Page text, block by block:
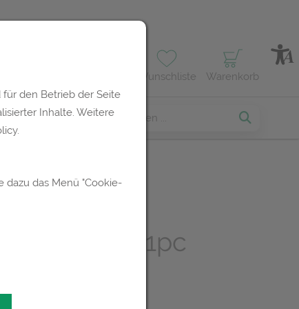
Wunschliste Warenkorb
Klingen 1pc
den Betrieb der Seite
Inhalte. Weitere
dazu das Menü "Cookie-